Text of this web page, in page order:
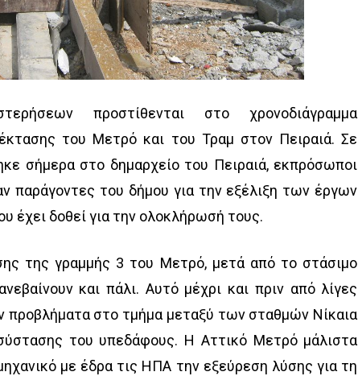
προστίθενται στο χρονοδιάγραμμα
του Μετρό και του Τραμ στον Πειραιά. Σε
σήμερα στο δημαρχείο του Πειραιά, εκπρόσωποι
παράγοντες του δήμου για την εξέλιξη των έργων
έχει δοθεί για την ολοκλήρωσή τους.
της γραμμής 3 του Μετρό, μετά από το στάσιμο
και πάλι. Αυτό μέχρι και πριν από λίγες
προβλήματα στο τμήμα μεταξύ των σταθμών Νίκαια
σύστασης του υπεδάφους. Η Αττικό Μετρό μάλιστα
με έδρα τις ΗΠΑ την εξεύρεση λύσης για τη